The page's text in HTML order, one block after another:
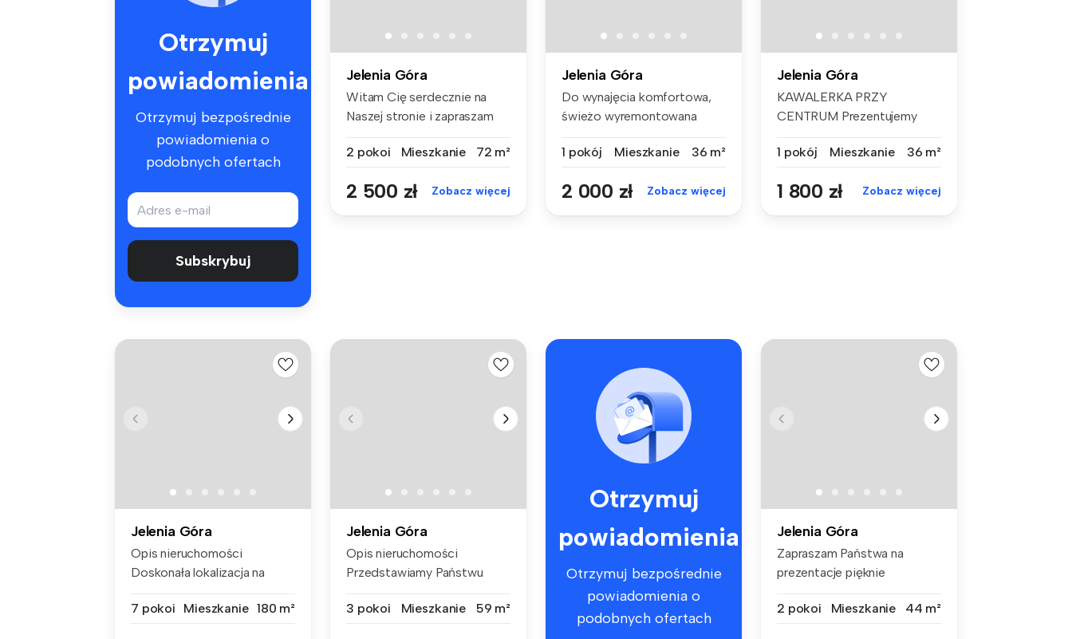
Otrzymuj
powiadomienia
Otrzymuj bezpośrednie
powiadomienia o
podobnych ofertach
Subskrybuj
Jelenia Góra
Witam Cię serdecznie na
Naszej stronie i zapraszam
2 pokoi
Mieszkanie 72 m²
2 500 zł Zobacz więcej
Jelenia Góra
Do wynajęcia komfortowa,
świeżo wyremontowana
1 pokój
Mieszkanie 36 m²
2 000 zł Zobacz więcej
Jelenia Góra
KAWALERKA PRZY
CENTRUM Prezentujemy
1 pokój
Mieszkanie 36 m²
1 800 zł Zobacz więcej
Jelenia Góra
Opis nieruchomości
Doskonała lokalizacja na
7 pokoi
Mieszkanie 180 m²
Jelenia Góra
Opis nieruchomości
Przedstawiamy Państwu
3 pokoi
Mieszkanie 59 m²
Otrzymuj
powiadomienia
Otrzymuj bezpośrednie
powiadomienia o
podobnych ofertach
Jelenia Góra
Zapraszam Państwa na
prezentacje pięknie
2 pokoi
Mieszkanie 44 m²